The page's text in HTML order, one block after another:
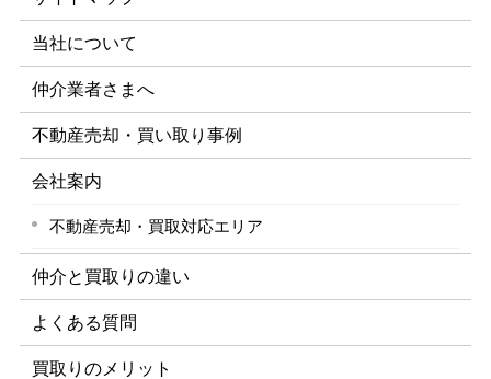
当社について
仲介業者さまへ
不動産売却・買い取り事例
会社案内
不動産売却・買取対応エリア
仲介と買取りの違い
よくある質問
買取りのメリット